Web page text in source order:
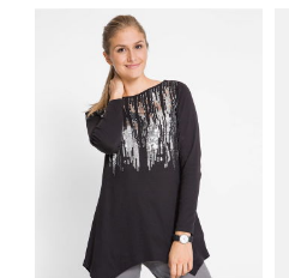
DNI: NAJLEPSZE
MATERIAŁY I KROJE
NA LATO